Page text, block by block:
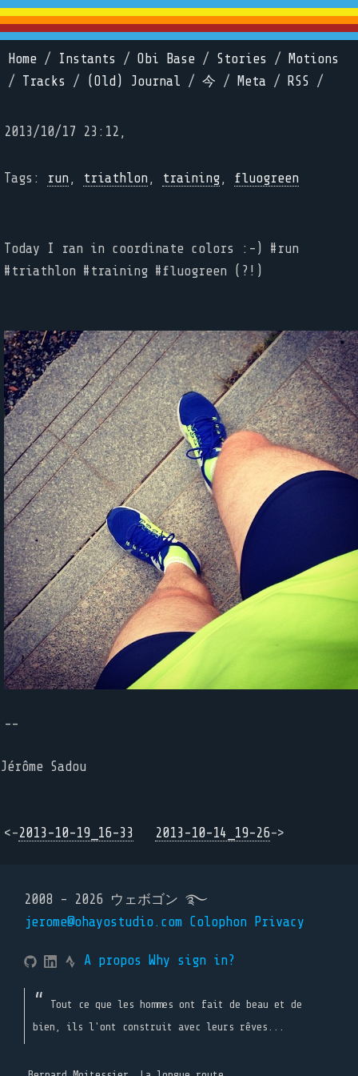
Home / Instants / Obi Base / Stories /
Motions
/ Tracks / (Old) Journal / 今 / Meta / RSS /
2013/10/17 23:12,
Tags: run, triathlon, training, fluogreen
Today I ran in coordinate colors :-) #run
#triathlon #training #fluogreen (?!)
--
Jérôme Sadou
<-2013-10-19_16-33 2013-10-14_19-26->
2008 - 2026 ウェボゴン ࿐
jerome@ohayostudio.com Colophon Privacy
A propos Why sign in?
Tout ce que les hommes ont fait de beau et de
bien, ils l'ont construit avec leurs rêves...